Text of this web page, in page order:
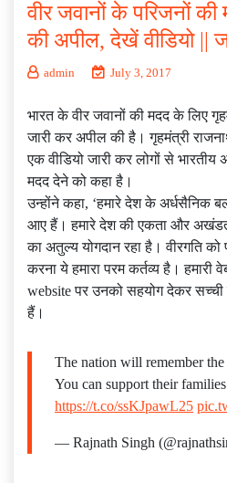
वीर जवानों के परिजनों
की अपील, देखें वीडियो ||
admin July 3, 2017
भारत के वीर जवानों की मदद के लिए
जारी कर अपील की है। गृहमंत्री
एक वीडियो जारी कर लोगों से
मदद देने को कहा है।
उन्होंने कहा, ‘हमारे देश के अर्धसैनिक
आए हैं। हमारे देश की एकता और
का अतुल्य योगदान रहा है। वीरगति को
करना ये हमारा परम कर्तव्य है। हमारी
website पर उनको सहयोग देकर सच्ची
हैं।
The nation will remember
You can support their
https://t.co/ssKJpawL25
— Rajnath Singh